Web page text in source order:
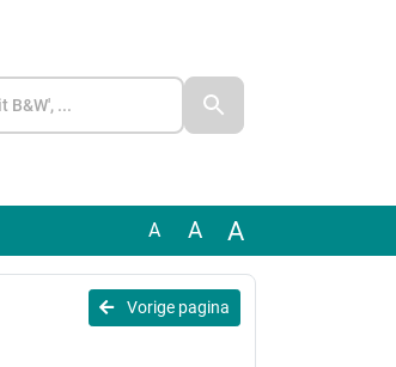
A A A
Vorige pagina